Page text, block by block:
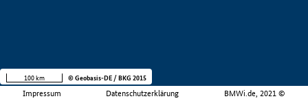
Impressum Datenschutzerklärung BMWi.de, 2021 ©
100 km © Geobasis-DE / BKG 2015